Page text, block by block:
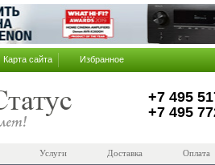
Карта сайта Избранное
+7 495
+7 495
Услуги Доставка Оплата